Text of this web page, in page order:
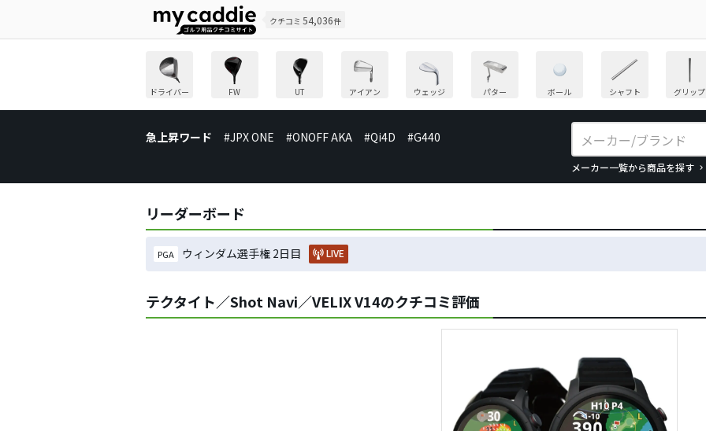
クチコミ 54,036件
ドライバー FW UT アイアン ウェッジ パター ボール シャフト グリップ
急上昇ワード #JPX ONE #ONOFF AKA #Qi4D #G440
メーカー一覧から商品を探す
リーダーボード
PGA ウィンダム選手権 2日目 LIVE
テクタイト／Shot Navi／VELIX V14のクチコミ評価